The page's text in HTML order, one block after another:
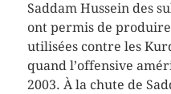
Saddam Hussein des
ont permis de
utilisées contre les
quand l’offensive
2003. À la chute de